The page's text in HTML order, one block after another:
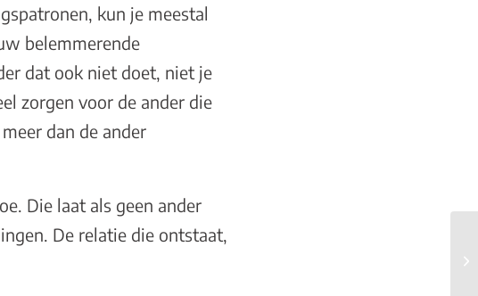
kun je meestal
belemmerende
dat ook niet doet, niet je
zorgen voor de ander die
dan de ander
Die laat als geen ander
De relatie die ontstaat,